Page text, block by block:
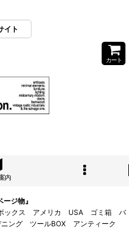
イト
カート
内
物』
ックス アメリカ USA ゴミ箱 バ
ング ツールBOX アンティーク